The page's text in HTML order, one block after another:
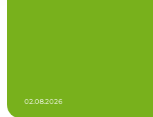
02.08.2026